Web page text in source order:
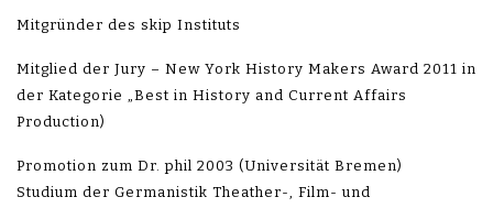
Mitgründer des skip Instituts
Mitglied der Jury – New York History Makers Award 2011 in
der Kategorie „Best in History and Current Affairs
Production)
Promotion zum Dr. phil 2003 (Universität Bremen)
Studium der Germanistik Theather-, Film- und